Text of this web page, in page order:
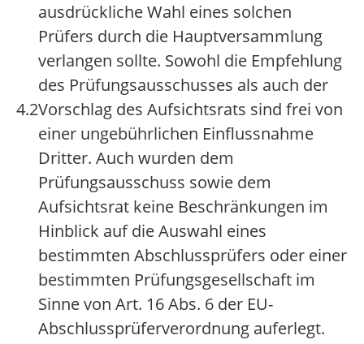
4.2
ausdrückliche Wahl eines solchen
Prüfers durch die Hauptversammlung
verlangen sollte. Sowohl die Empfehlung
des Prüfungsausschusses als auch der
Vorschlag des Aufsichtsrats sind frei von
einer ungebührlichen Einflussnahme
Dritter. Auch wurden dem
Prüfungsausschuss sowie dem
Aufsichtsrat keine Beschränkungen im
Hinblick auf die Auswahl eines
bestimmten Abschlussprüfers oder einer
bestimmten Prüfungsgesellschaft im
Sinne von Art. 16 Abs. 6 der EU-
Abschlussprüferverordnung auferlegt.